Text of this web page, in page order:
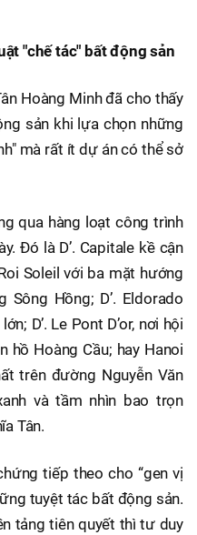
"chế tác" bất động sản
Hoàng Minh đã cho thấy
sản khi lựa chọn những
mà rất ít dự án có thể sở
qua hàng loạt công trình
Đó là D’. Capitale kề cận
Soleil với ba mặt hướng
Hồng; D’. Eldorado
D’. Le Pont D’or, nơi hội
Hoàng Cầu; hay Hanoi
trên đường Nguyễn Văn
và tầm nhìn bao trọn
Tân.
tiếp theo cho “gen vị
tuyệt tác bất động sản.
tảng tiên quyết thì tư duy